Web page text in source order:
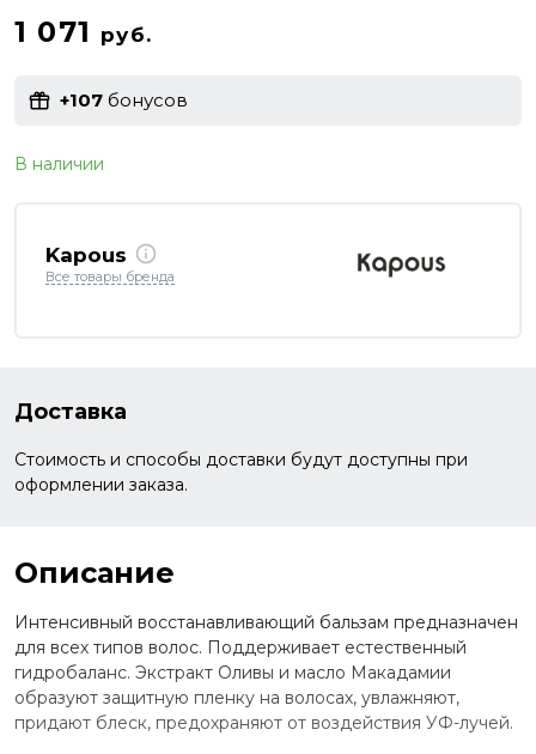
1 071 руб.
+107 бонусов
В наличии
Kapous
Все товары бренда
Доставка
Стоимость и способы доставки будут доступны при
оформлении заказа.
Описание
Интенсивный восстанавливающий бальзам предназначен
для всех типов волос. Поддерживает естественный
гидробаланс. Экстракт Оливы и масло Макадамии
образуют защитную пленку на волосах, увлажняют,
придают блеск, предохраняют от воздействия УФ-лучей.